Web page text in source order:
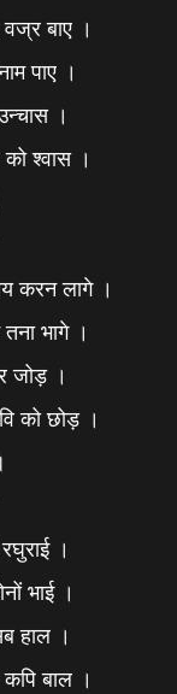
बाए ।
पाए ।
।
श्वास ।
करन लागे ।
भागे ।
जोड़ ।
को छोड़ ।
।
भाई ।
हाल ।
कपि बाल ।